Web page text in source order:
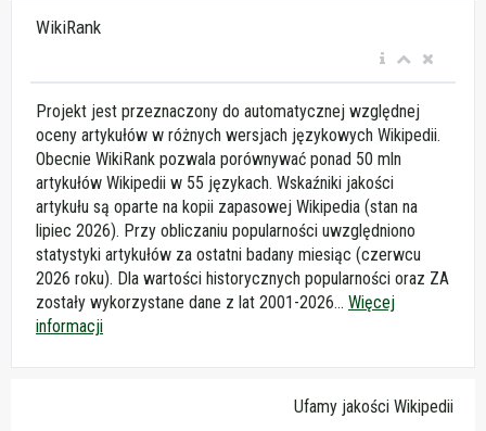
WikiRank
Projekt jest przeznaczony do automatycznej względnej
oceny artykułów w różnych wersjach językowych Wikipedii.
Obecnie WikiRank pozwala porównywać ponad 50 mln
artykułów Wikipedii w 55 językach. Wskaźniki jakości
artykułu są oparte na kopii zapasowej Wikipedia (stan na
lipiec 2026). Przy obliczaniu popularności uwzględniono
statystyki artykułów za ostatni badany miesiąc (czerwcu
2026 roku). Dla wartości historycznych popularności oraz ZA
zostały wykorzystane dane z lat 2001-2026... Więcej
informacji
Ufamy jakości Wikipedii